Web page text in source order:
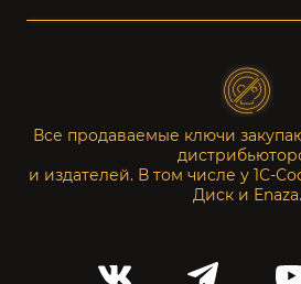
Все продаваемые ключи
и издателей. В том числе у 1С-
Диск и Enaza.